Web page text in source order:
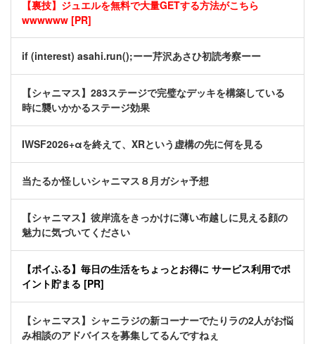
【裏技】ジュエルを無料で大量GETする方法がこちら
wwwwww [PR]
if (interest) asahi.run();ーー芹沢あさひ初読考察ーー
【シャニマス】283ステージで完璧なデッキを構築している
時に襲いかかるステージ効果
IWSF2026+αを終えて、XRという虚構の先に何を見る
当たるか怪しいシャニマス８月ガシャ予想
【シャニマス】彼岸流をきっかけに薄い布越しに見える顔の
魅力に気づいてください
【ポイふる】毎日の生活をちょっとお得に サービス利用でポ
イント貯まる [PR]
【シャニマス】シャニラジの新コーナーでたりラの2人がお悩
み相談のアドバイスを募集してるんですねぇ